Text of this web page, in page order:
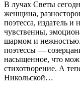
В лучах Светы
женщина,
поэтесса, издатель
чувственны,
шармом и нежностью.
поэтессы —
насыщенное, что
стихотворение. А
Никольской…